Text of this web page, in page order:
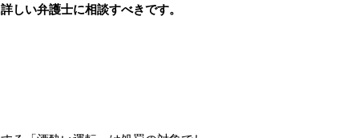
しい弁護士に相談すべきです。